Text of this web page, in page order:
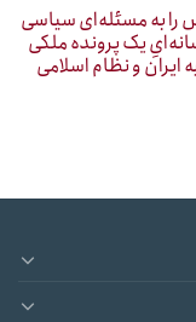
به مسئله‌ای سیاسی
یک پرونده ملکی
ایران و نظام اسلامی